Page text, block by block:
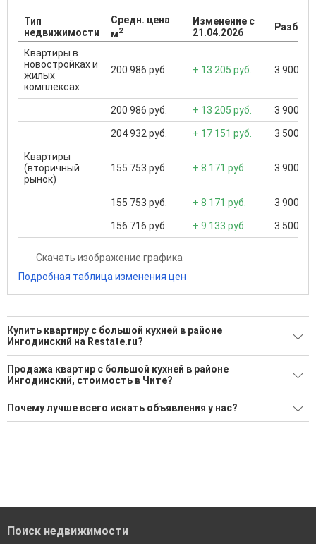
Тип
недвижимости
Средн. цена
м2
Изменение с
21.04.2026
Квартиры в
новостройках и
жилых
комплексах
200 986 руб. + 13 205 руб. 3 900
200 986 руб. + 13 205 руб. 3 900
204 932 руб. + 17 151 руб. 3 500
Квартиры
(вторичный
рынок)
155 753 руб. + 8 171 руб. 3 900
155 753 руб. + 8 171 руб. 3 900
156 716 руб. + 9 133 руб. 3 500
Скачать изображение графика
Подробная таблица изменения цен
Купить квартиру с большой кухней в районе
Ингодинский на Restate.ru?
Поможем Купить квартиру с большой кухней в районе
Ингодинский?
Воспользуйтесь нашим поиском по новостройкам, для
подбора подходящего вам варианта
Продажа квартир с большой кухней в районе
Ингодинский, стоимость в Чите?
Минимальная цена: 17 900 000 Р. Максимальная цена: 17
900 000 Р; Средняя: 17 900 000 Р
Почему лучше всего искать объявления у нас?
Поиск недвижимости